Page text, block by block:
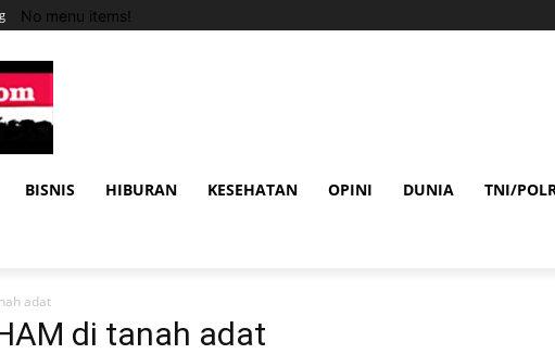
No menu items!
BISNIS HIBURAN KESEHATAN OPINI DUNIA TNI/
adat
di tanah adat